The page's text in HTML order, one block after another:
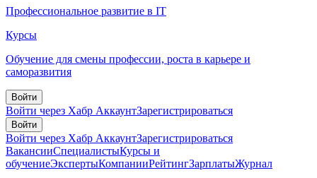
Профессиональное развитие в IT
Курсы
Обучение для смены профессии, роста в карьере и
саморазвития
Войти
Войти через Хабр АккаунтЗарегистрироваться
Войти
Войти через Хабр АккаунтЗарегистрироваться
ВакансииСпециалистыКурсы и
обучениеЭкспертыКомпанииРейтингЗарплатыЖурнал